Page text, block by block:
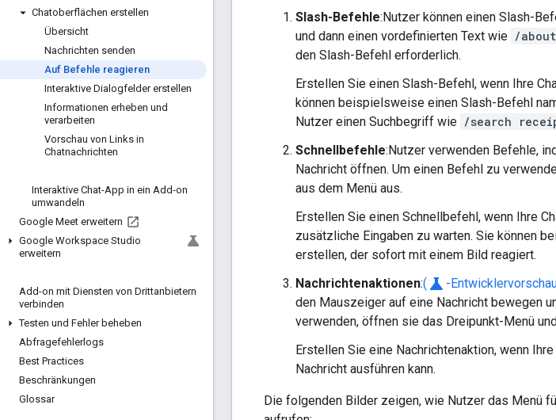
Chatoberflächen erstellen
Übersicht
Nachrichten senden
Auf Befehle reagieren
Interaktive Dialogfelder erstellen
Informationen erheben und
verarbeiten
Vorschau von Links in
Chatnachrichten
Interaktive Chat-App in ein Add‑on
umwandeln
Google Meet erweitern
Google Workspace Studio
erweitern
Add-on mit Diensten von Drittanbietern
verbinden
Testen und Fehler beheben
Abfragefehlerlogs
Best Practices
Beschränkungen
Glossar
Slash-Befehle:Nutzer können einen Slash-
und dann einen vordefinierten Text wie /about
den Slash-Befehl erforderlich.
Erstellen Sie einen Slash-Befehl, wenn Ihre
können beispielsweise einen Slash-Befehl
Nutzer einen Suchbegriff wie /search
Schnellbefehle:Nutzer verwenden Befehle,
Nachricht öffnen. Um einen Befehl zu
aus dem Menü aus.
Erstellen Sie einen Schnellbefehl, wenn Ihre
zusätzliche Eingaben zu warten. Sie können
erstellen, der sofort mit einem Bild reagiert.
Nachrichtenaktionen:( science -
den Mauszeiger auf eine Nachricht bewegen
verwenden, öffnen sie das Dreipunkt-Menü
Erstellen Sie eine Nachrichtenaktion, wenn
Nachricht ausführen kann.
Die folgenden Bilder zeigen, wie Nutzer das Menü